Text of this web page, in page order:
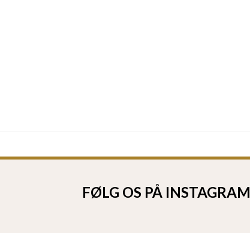
FØLG OS PÅ INSTAGRAM